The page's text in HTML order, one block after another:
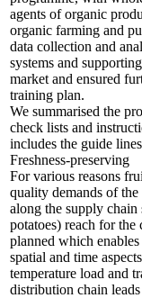
agents of organic
organic farming and
data collection and
systems and
market and ensured
training plan.
We summarised the
check lists and
includes the guide
Freshness-preserving
For various reasons
quality demands of
along the supply
potatoes) reach for the
planned which
spatial and time
temperature load and
distribution chain